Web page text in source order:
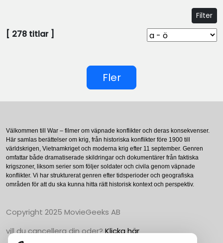
Filter
[ 278 titlar ]
Fler
Välkommen till War – filmer om väpnade konflikter och deras konsekvenser.
Här samlas berättelser om krig, från historiska konflikter före 1900 till
världskrigen, Vietnamkriget och moderna krig efter 11 september. Genren
omfattar både dramatiserade skildringar och dokumentärer från faktiska
krigszoner, liksom serier som följer soldater och civila genom väpnade
konflikter. Vi har strukturerat genren efter tidsperioder och geografiska
områden för att du ska kunna hitta rätt historisk kontext och perspektiv.
Copyright 2025 MovieGeeks AB
vill du cancellera din oder?Klicka här